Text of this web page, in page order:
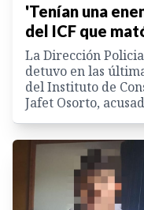
'Tenían una
del ICF que
La Dirección
detuvo en las
del Instituto de
Jafet Osorto,